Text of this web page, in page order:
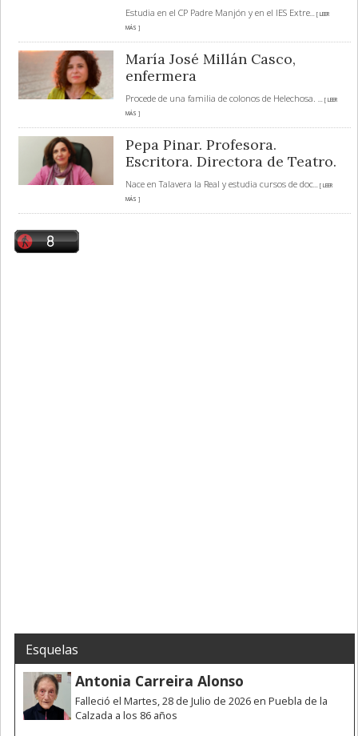
Estudia en el CP Padre Manjón y en el IES Extre... [ LEER
MÁS ]
María José Millán Casco,
enfermera
Procede de una familia de colonos de Helechosa.
... [ LEER
MÁS ]
Pepa Pinar. Profesora.
Escritora. Directora de Teatro.
Nace en Talavera la Real y estudia cursos de doc... [ LEER
MÁS ]
Esquelas
Antonia Carreira Alonso
Falleció el Martes, 28 de Julio de 2026 en Puebla de la
Calzada a los 86 años